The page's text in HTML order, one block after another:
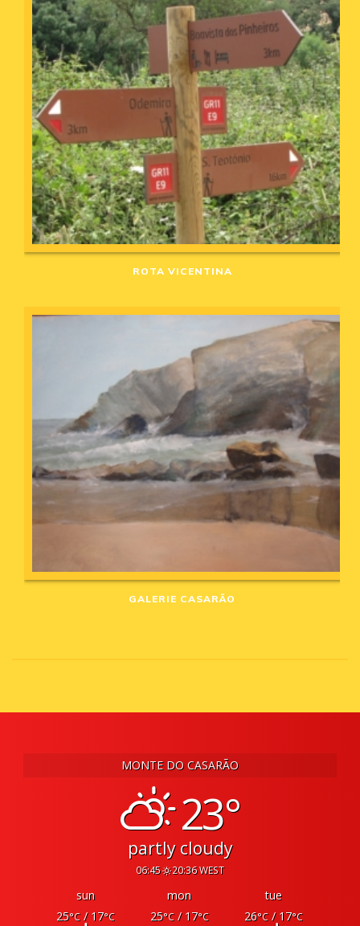
ROTA VICENTINA
GALERIE CASARÃO
MONTE DO CASARÃO
23°
partly cloudy
06:45 20:36 WEST
sun mon
tue
25°C/ 17°C 25°C/ 17°C 26°C/ 17°C